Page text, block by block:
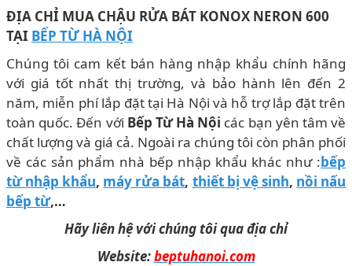
ĐỊA CHỈ MUA CHẬU RỬA BÁT KONOX NERON 600
TẠI BẾP TỪ HÀ NỘI
Chúng tôi cam kết bán hàng nhập khẩu chính hãng
với giá tốt nhất thị trường, và bảo hành lên đến 2
năm, miễn phí lắp đặt tại Hà Nội và hỗ trợ lắp đặt trên
toàn quốc. Đến với Bếp Từ Hà Nội các bạn yên tâm về
chất lượng và giá cả. Ngoài ra chúng tôi còn phân phối
về các sản phẩm nhà bếp nhập khẩu khác như :bếp
từ nhập khẩu, máy rửa bát, thiết bị vệ sinh, nồi nấu
bếp từ,…
Hãy liên hệ với chúng tôi qua địa chỉ
Website:beptuhanoi.com